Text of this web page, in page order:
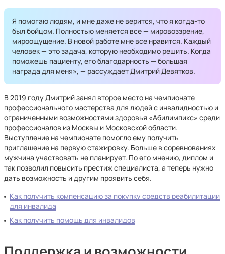
Я помогаю людям, и мне даже не верится, что я когда-то
был бойцом. Полностью меняется все — мировоззрение,
мироощущение. В новой работе мне все нравится. Каждый
человек — это задача, которую необходимо решить. Когда
поможешь пациенту, его благодарность — большая
награда для меня», — рассуждает Дмитрий Девятков.
В 2019 году Дмитрий занял второе место на чемпионате
профессионального мастерства для людей с инвалидностью и
ограниченными возможностями здоровья «Абилимпикс» среди
профессионалов из Москвы и Московской области.
Выступление на чемпионате помогло ему получить
приглашение на первую стажировку. Больше в соревнованиях
мужчина участвовать не планирует. По его мнению, диплом и
так позволил повысить престиж специалиста, а теперь нужно
дать возможность и другим проявить себя.
Как получить компенсацию за покупку средств реабилитации
для инвалида
Как получить помощь для инвалидов